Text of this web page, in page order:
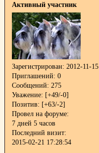
Активный участник
Зарегистрирован: 2012-11-15
Приглашений: 0
Сообщений: 275
Уважение: [+49/-0]
Позитив: [+63/-2]
Провел на форуме:
7 дней 5 часов
Последний визит:
2015-02-21 17:28:54